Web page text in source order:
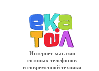
Интернет-магазин
сотовых телефонов
и современной техники